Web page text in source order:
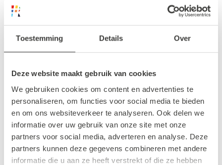
Toestemming Details Over
Deze website maakt gebruik van cookies
We gebruiken cookies om content en advertenties te
personaliseren, om functies voor social media te bieden
en om ons websiteverkeer te analyseren. Ook delen we
informatie over uw gebruik van onze site met onze
partners voor social media, adverteren en analyse. Deze
partners kunnen deze gegevens combineren met andere
informatie die u aan ze heeft verstrekt of die ze hebben
Cheap Fashion op de Meent. Deze kleurrijke
winkel heeft twee verdiepingen vol met echte
glitteroutfits. Vergeet ook niet naar de kelder
te gaan, hier vind je leuke kostuums voor
themafeestjes.
The Swapshop